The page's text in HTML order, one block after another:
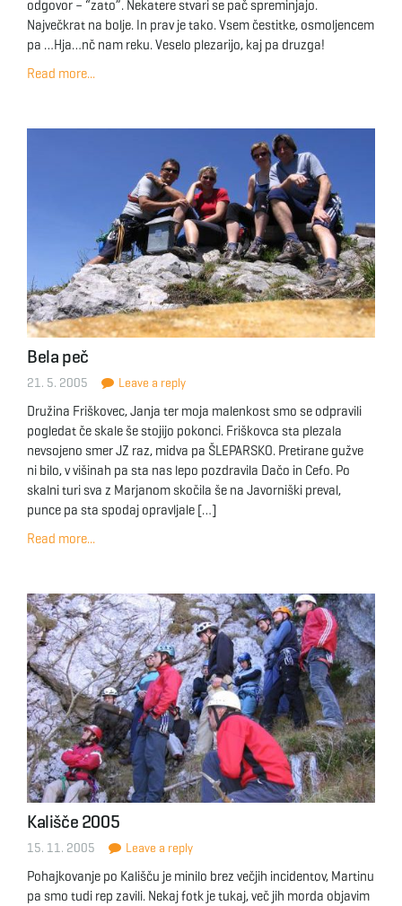
n
odgovor – “zato”. Nekatere stvari se pač spreminjajo.
Največkrat na bolje. In prav je tako. Vsem čestitke, osmoljencem
pa …Hja…nč nam reku. Veselo plezarijo, kaj pa druzga!
Read more...
Bela peč
21. 5. 2005 Leave a reply
Družina Friškovec, Janja ter moja malenkost smo se odpravili
pogledat če skale še stojijo pokonci. Friškovca sta plezala
nevsojeno smer JZ raz, midva pa ŠLEPARSKO. Pretirane gužve
ni bilo, v višinah pa sta nas lepo pozdravila Dačo in Cefo. Po
skalni turi sva z Marjanom skočila še na Javorniški preval,
punce pa sta spodaj opravljale […]
Read more...
Kališče 2005
15. 11. 2005 Leave a reply
Pohajkovanje po Kališču je minilo brez večjih incidentov, Martinu
pa smo tudi rep zavili. Nekaj fotk je tukaj, več jih morda objavim